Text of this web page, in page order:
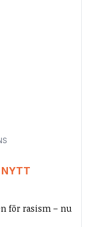
NYTT
för rasism – nu